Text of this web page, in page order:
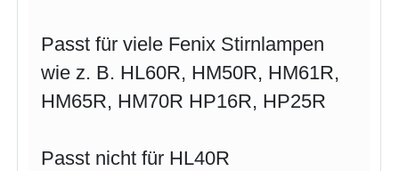
Passt für viele Fenix Stirnlampen
wie z. B. HL60R, HM50R, HM61R,
HM65R, HM70R HP16R, HP25R
Passt nicht für HL40R